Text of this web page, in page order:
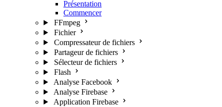
Présentation
Commencer
FFmpeg
Fichier
Compressateur de fichiers
Partageur de fichiers
Sélecteur de fichiers
Flash
Analyse Facebook
Analyse Firebase
Application Firebase